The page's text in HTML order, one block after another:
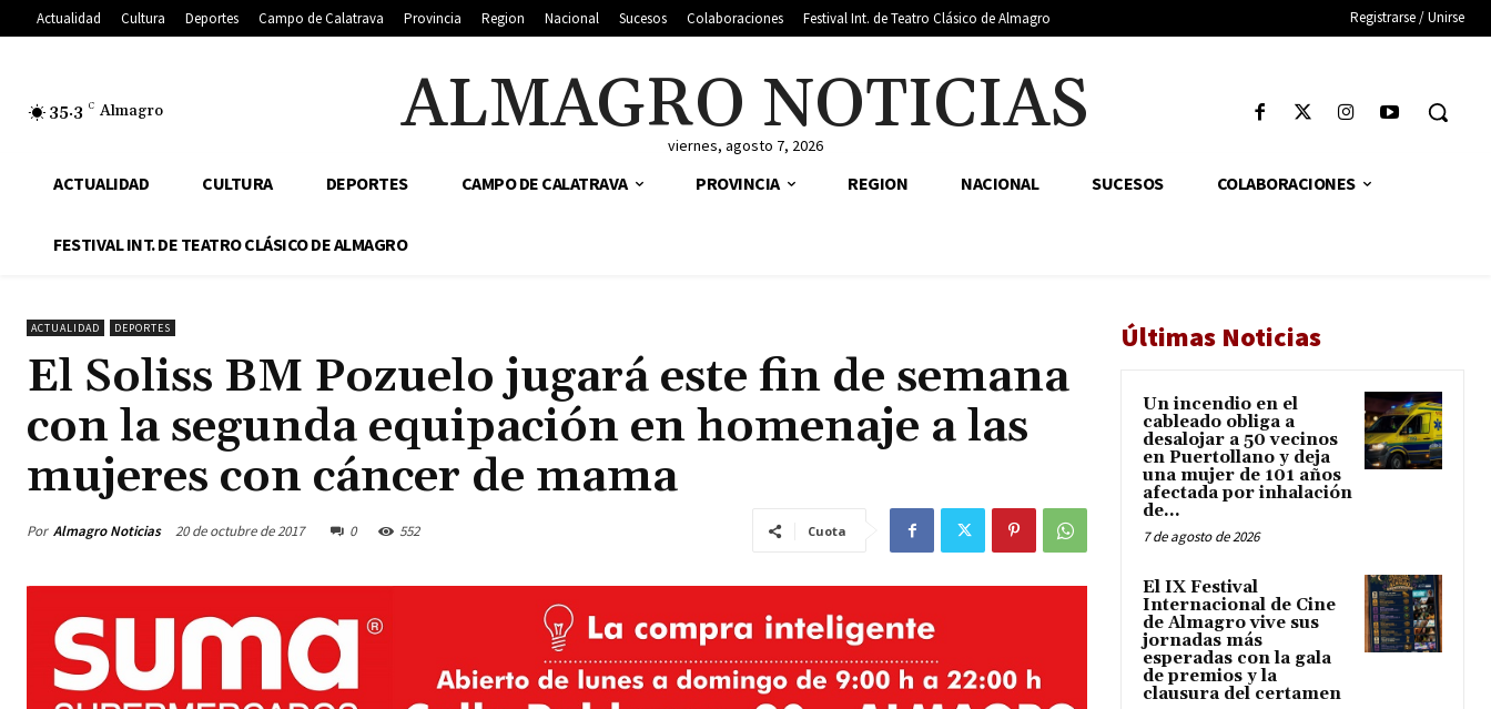
Actualidad Cultura Deportes Campo de Calatrava Provincia Region Nacional Sucesos Colaboraciones Festival Int. de Teatro Clásico de Almagro Registrarse / Unirse
35.3 C Almagro ALMAGRO NOTICIAS
viernes, agosto 7, 2026
ACTUALIDAD CULTURA DEPORTES CAMPO DE CALATRAVA PROVINCIA REGION NACIONAL SUCESOS COLABORACIONES
FESTIVAL INT. DE TEATRO CLÁSICO DE ALMAGRO
ACTUALIDAD DEPORTES
El Soliss BM Pozuelo jugará este fin de semana
con la segunda equipación en homenaje a las
mujeres con cáncer de mama
Por Almagro Noticias 20 de octubre de 2017 0 552 Cuota
Últimas Noticias
Un incendio en el
cableado obliga a
desalojar a 50 vecinos
en Puertollano y deja
una mujer de 101 años
afectada por inhalación
de...
7 de agosto de 2026
El IX Festival
Internacional de Cine
de Almagro vive sus
jornadas más
esperadas con la gala
de premios y la
clausura del certamen